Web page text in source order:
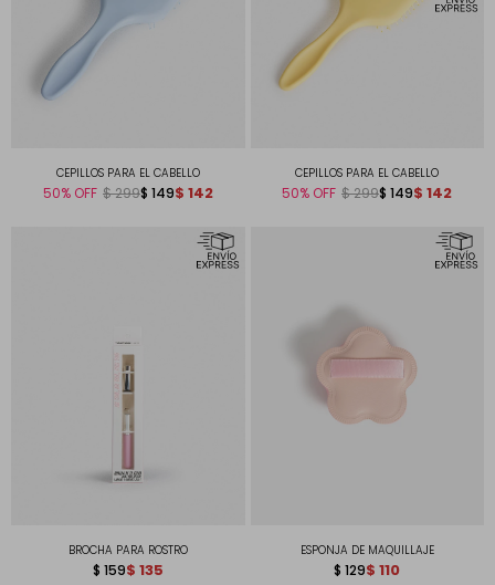
CEPILLOS PARA EL CABELLO
50 $ 149
$299 $ 142
CEPILLOS PARA EL CABELLO
50 $ 149
$299 $ 142
BROCHA PARA ROSTRO
$ 159$ 135
ESPONJA DE MAQUILLAJE
$ 129$ 110